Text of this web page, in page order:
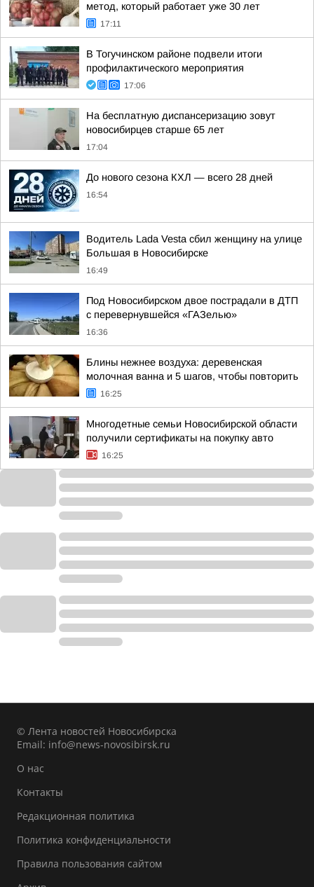
метод, который работает уже 30 лет
17:11
В Тогучинском районе подвели итоги
профилактического мероприятия
17:06
На бесплатную диспансеризацию зовут
новосибирцев старше 65 лет
17:04
До нового сезона КХЛ — всего 28 дней
16:54
Водитель Lada Vesta сбил женщину на улице
Большая в Новосибирске
16:49
Под Новосибирском двое пострадали в ДТП
с перевернувшейся «ГАЗелью»
16:36
Блины нежнее воздуха: деревенская
молочная ванна и 5 шагов, чтобы повторить
16:25
Многодетные семьи Новосибирской области
получили сертификаты на покупку авто
16:25
© Лента новостей Новосибирска
Email: info@news-novosibirsk.ru
О нас
Контакты
Редакционная политика
Политика конфиденциальности
Правила пользования сайтом